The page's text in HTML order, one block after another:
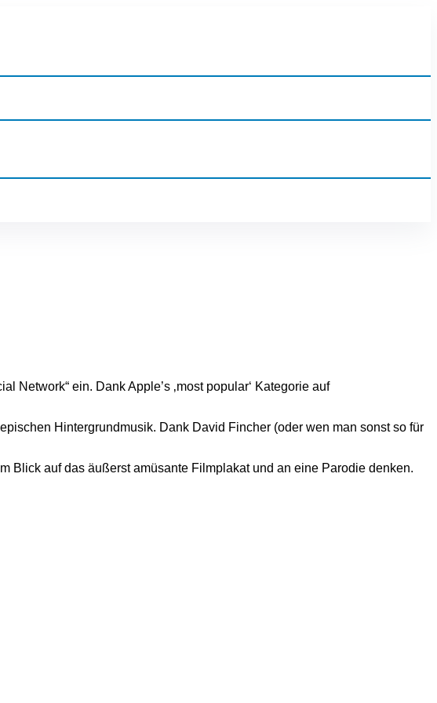
Network“ ein. Dank Apple’s ‚most popular‘ Kategorie auf
Hintergrundmusik. Dank David Fincher (oder wen man sonst so für
Blick auf das äußerst amüsante Filmplakat und an eine Parodie denken.